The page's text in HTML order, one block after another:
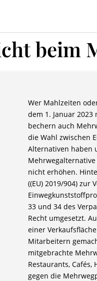
beim
Wer Mahlzeiten
dem 1. Januar
bechern auch
die Wahl zwischen
Alternativen haben
nicht erhöhen.
((EU) 2019/904) zur
33 und 34 des
Recht umgesetzt.
einer
Mitarbeitern
mitgebrachte
Restaurants,
gegen die